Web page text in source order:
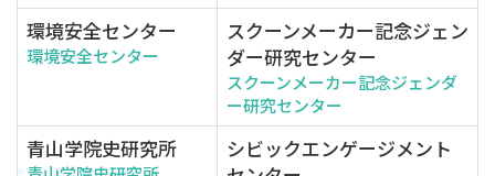
環境安全センター
環境安全センター
スクーンメーカー記念ジェン
ダー研究センター
スクーンメーカー記念ジェンダ
ー研究センター
青山学院史研究所
シビックエンゲージメント